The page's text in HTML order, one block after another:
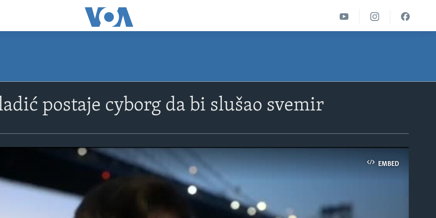
postaje cyborg da bi slušao svemir
EMBED